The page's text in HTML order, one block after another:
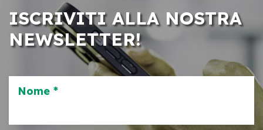
ISCRIVITI ALLA NOSTRA
NEWSLETTER!
Nome *